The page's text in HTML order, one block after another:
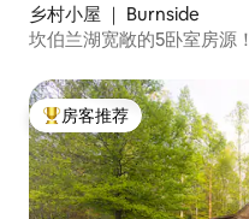
乡村小屋 ｜ Burnside
坎伯兰湖宽敞的5卧室房源！
热门「房客推荐」
房客推荐